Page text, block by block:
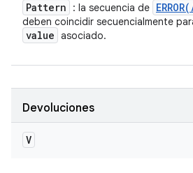
Pattern : la secuencia de ERROR(
deben coincidir secuencialmente
value asociado.
Devoluciones
V